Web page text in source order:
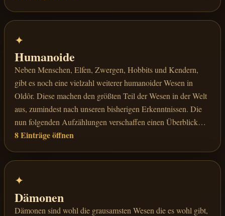
allerdings nichts, da niemand verlässliche Beweise dafür
erbringen konnte.
✦
Humanoide
Neben Menschen, Elfen, Zwergen, Hobbits und Kendern,
gibt es noch eine vielzahl weiterer humanoider Wesen in
Oldôr. Diese machen den größten Teil der Wesen in der Welt
aus, zumindest nach unseren bisherigen Erkenntnissen. Die
nun folgenden Aufzählungen verschaffen einen Überblick
über die restlichen Völker von Oldôr.
8 Einträge öffnen
✦
Dämonen
Dämonen sind wohl die grausamsten Wesen die es wohl gibt,